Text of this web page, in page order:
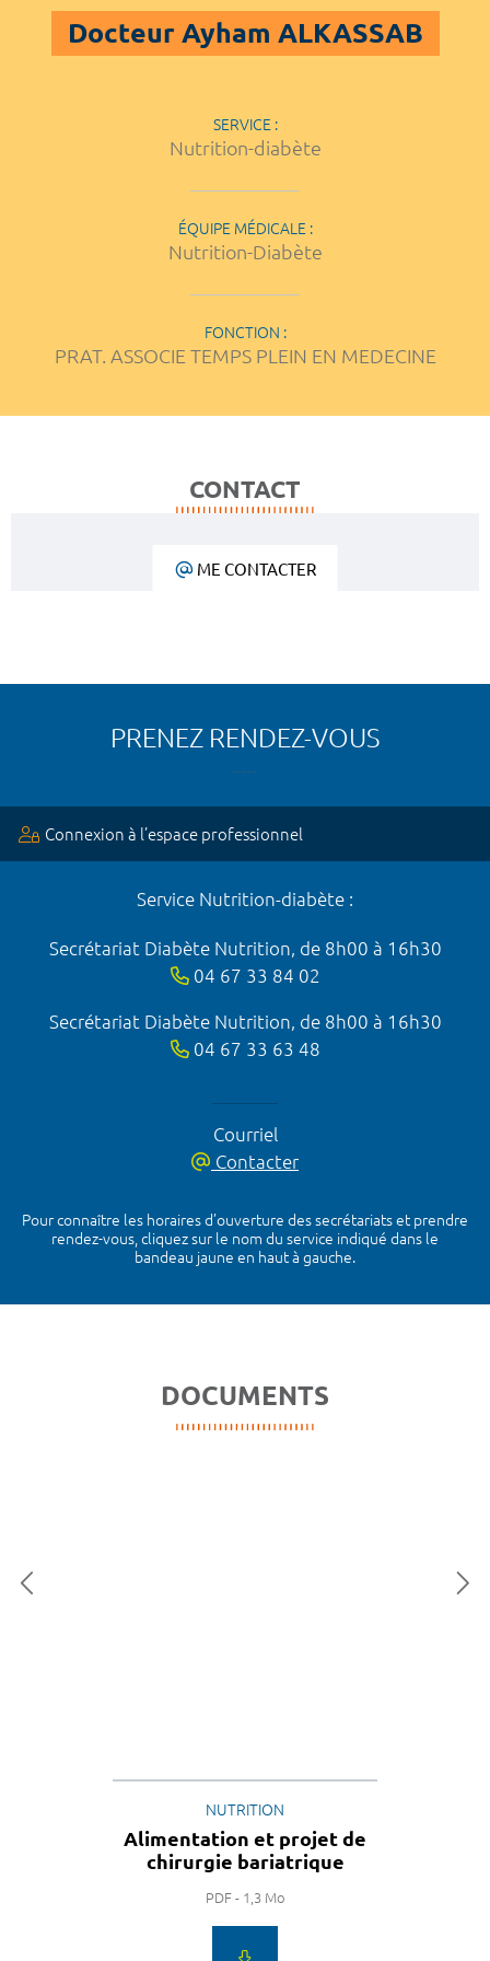
Docteur Ayham ALKASSAB
SERVICE :
Nutrition-diabète
ÉQUIPE MÉDICALE :
Nutrition-Diabète
FONCTION :
PRAT. ASSOCIE TEMPS PLEIN EN MEDECINE
CONTACT
ME CONTACTER
PRENEZ RENDEZ-VOUS
Connexion à l’espace professionnel
Service Nutrition-diabète :
Secrétariat Diabète Nutrition, de 8h00 à 16h30
04 67 33 84 02
Secrétariat Diabète Nutrition, de 8h00 à 16h30
04 67 33 63 48
Courriel
Contacter
Pour connaître les horaires d’ouverture des secrétariats et prendre
rendez-vous, cliquez sur le nom du service indiqué dans le
bandeau jaune en haut à gauche.
DOCUMENTS
NUTRITION
Alimentation et projet de
chirurgie bariatrique
PDF - 1,3 Mo